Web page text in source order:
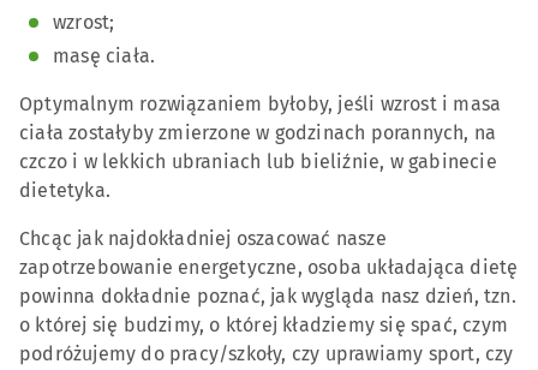
wzrost;
masę ciała.
Optymalnym rozwiązaniem byłoby, jeśli wzrost i masa
ciała zostałyby zmierzone w godzinach porannych, na
czczo i w lekkich ubraniach lub bieliźnie, w gabinecie
dietetyka.
Chcąc jak najdokładniej oszacować nasze
zapotrzebowanie energetyczne, osoba układająca dietę
powinna dokładnie poznać, jak wygląda nasz dzień, tzn.
o której się budzimy, o której kładziemy się spać, czym
podróżujemy do pracy/szkoły, czy uprawiamy sport, czy